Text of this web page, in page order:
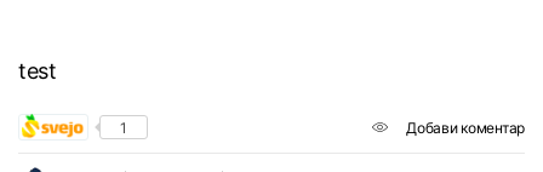
test
1 Добави коментар